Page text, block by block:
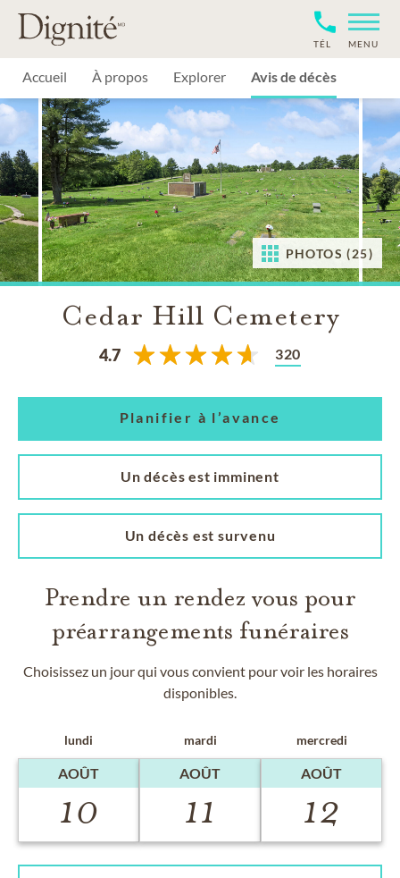
MENU
TÉL
Accueil À propos Explorer Avis de décès
PHOTOS (25)
Cedar Hill Cemetery
4.7 320
Planifier à l’avance
Un décès est imminent
Un décès est survenu
Prendre un rendez vous pour
préarrangements funéraires
Choisissez un jour qui vous convient pour voir les horaires
disponibles.
lundi
AOÛT
10
mardi
AOÛT
11
mercredi
AOÛT
12